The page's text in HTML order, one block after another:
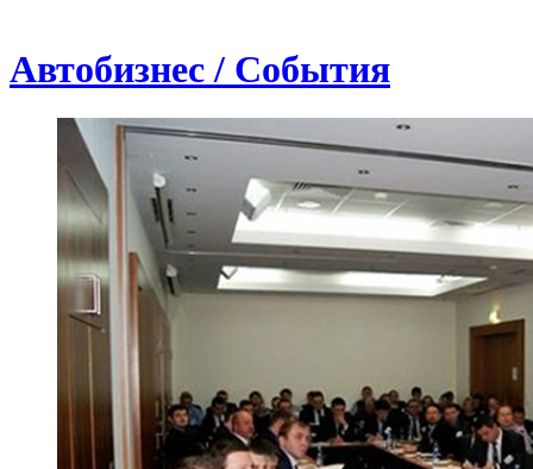
Автобизнес / События